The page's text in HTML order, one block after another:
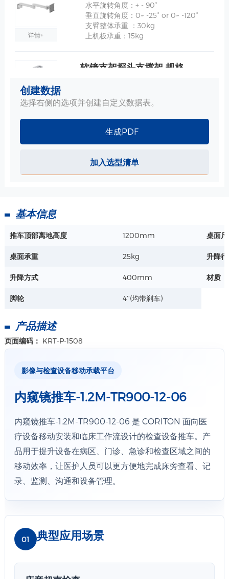
详情+
水平旋转角度：+ - 90°
垂直旋转角度：0~ -25° or 0~ -120°
支臂整体承重 ：30kg
上机板承重：15kg
软镜支架探头支撑架 规格
曲杆高度：500mm
VESA显示器安装 短支臂-推车上安装/麻醉机上安装 规格
水平旋转角度：+ - 90°
垂直旋转角度：0~ -25° or 0~ -120°
支臂整体承重 ：30kg
创建数据
选择右侧的选项并创建自定义数据表。
生成PDF
加入选型清单
基本信息
推车顶部离地高度 1200mm 桌面
桌面承重 25kg 升降
升降方式 400mm 材质
脚轮 4‘’(均带刹车)
产品描述
页面编码： KRT-P-1508
影像与检查设备移动承载平台
内窥镜推车-1.2M-TR900-12-06
内窥镜推车-1.2M-TR900-12-06 是 CORITON 面向医
疗设备移动安装和临床工作流设计的检查设备推车。产
品用于提升设备在病区、门诊、急诊和检查区域之间的
移动效率，让医护人员可以更方便地完成床旁查看、记
录、监测、沟通和设备管理。
01 典型应用场景